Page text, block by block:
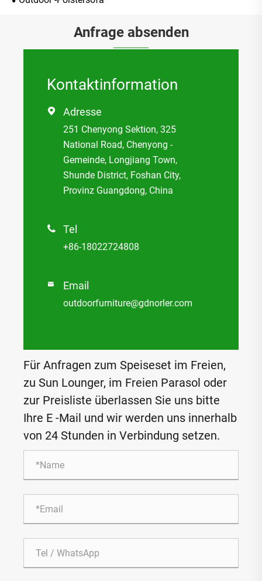
Anfrage absenden
Kontaktinformation
 Adresse
251 Chenyong Sektion, 325
National Road, Chenyong -
Gemeinde, Longjiang Town,
Shunde District, Foshan City,
Provinz Guangdong, China
 Tel
+86-18022724808
 Email
outdoorfurniture@gdnorler.com
Für Anfragen zum Speiseset im Freien,
zu Sun Lounger, im Freien Parasol oder
zur Preisliste überlassen Sie uns bitte
Ihre E -Mail und wir werden uns innerhalb
von 24 Stunden in Verbindung setzen.